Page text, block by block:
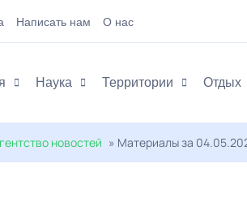
Написать нам О нас
Наука Территории Отдых
новостей » Материалы за